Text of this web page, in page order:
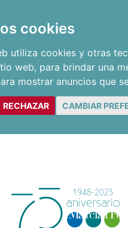
cookies
utiliza cookies y otras
web, para brindar una
mostrar anuncios que
RECHAZAR CAMBIAR